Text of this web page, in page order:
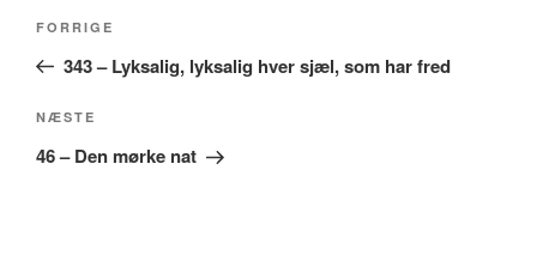
Forrige
indlæg
FORRIGE
343 – Lyksalig, lyksalig hver sjæl, som har fred
Næste
indlæg
NÆSTE
46 – Den mørke nat